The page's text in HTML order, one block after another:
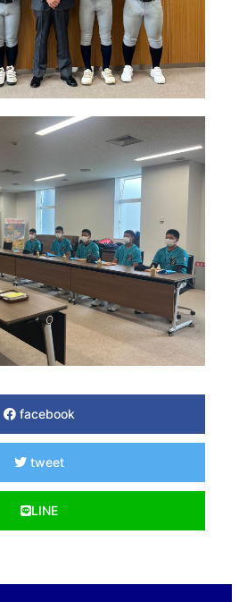
facebook
tweet
LINE